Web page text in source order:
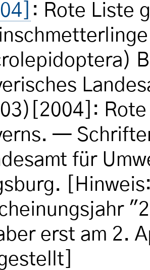
: Rote Liste
—
für
erst am 2.